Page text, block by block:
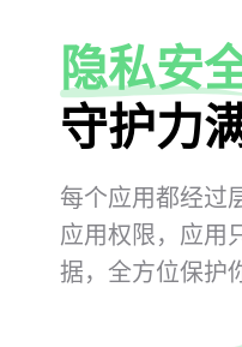
隐私安
守护力
每个应用都经过
应用权限，应用
据，全方位保护